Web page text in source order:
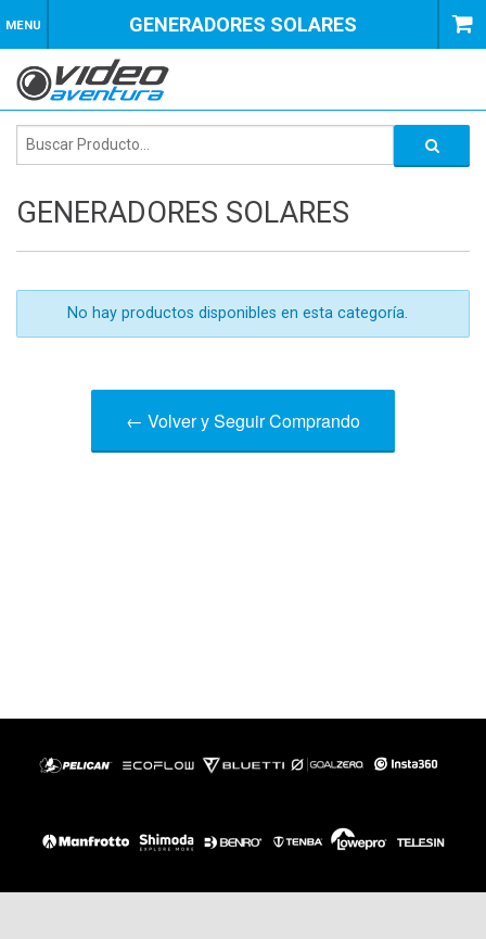
MENU GENERADORES SOLARES
GENERADORES SOLARES
No hay productos disponibles en esta categoría.
← Volver y Seguir Comprando